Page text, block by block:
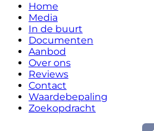
Home
Media
In de buurt
Documenten
Aanbod
Over ons
Reviews
Contact
Waardebepaling
Zoekopdracht